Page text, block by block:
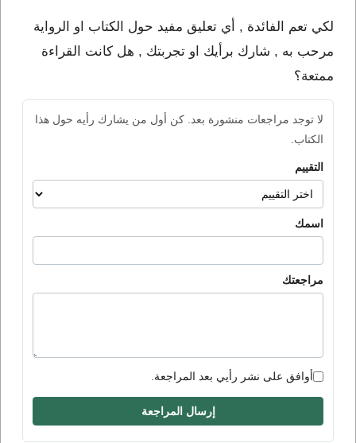
لكي تعم الفائدة , أي تعليق مفيد حول الكتاب او الرواية
مرحب به , شارك برأيك او تجربتك , هل كانت القراءة
ممتعة؟
لا توجد مراجعات منشورة بعد. كن أول من يشارك رأيه حول هذا
الكتاب.
التقييم
اسمك
مراجعتك
أوافق على نشر رأيي بعد المراجعة.
إرسال المراجعة